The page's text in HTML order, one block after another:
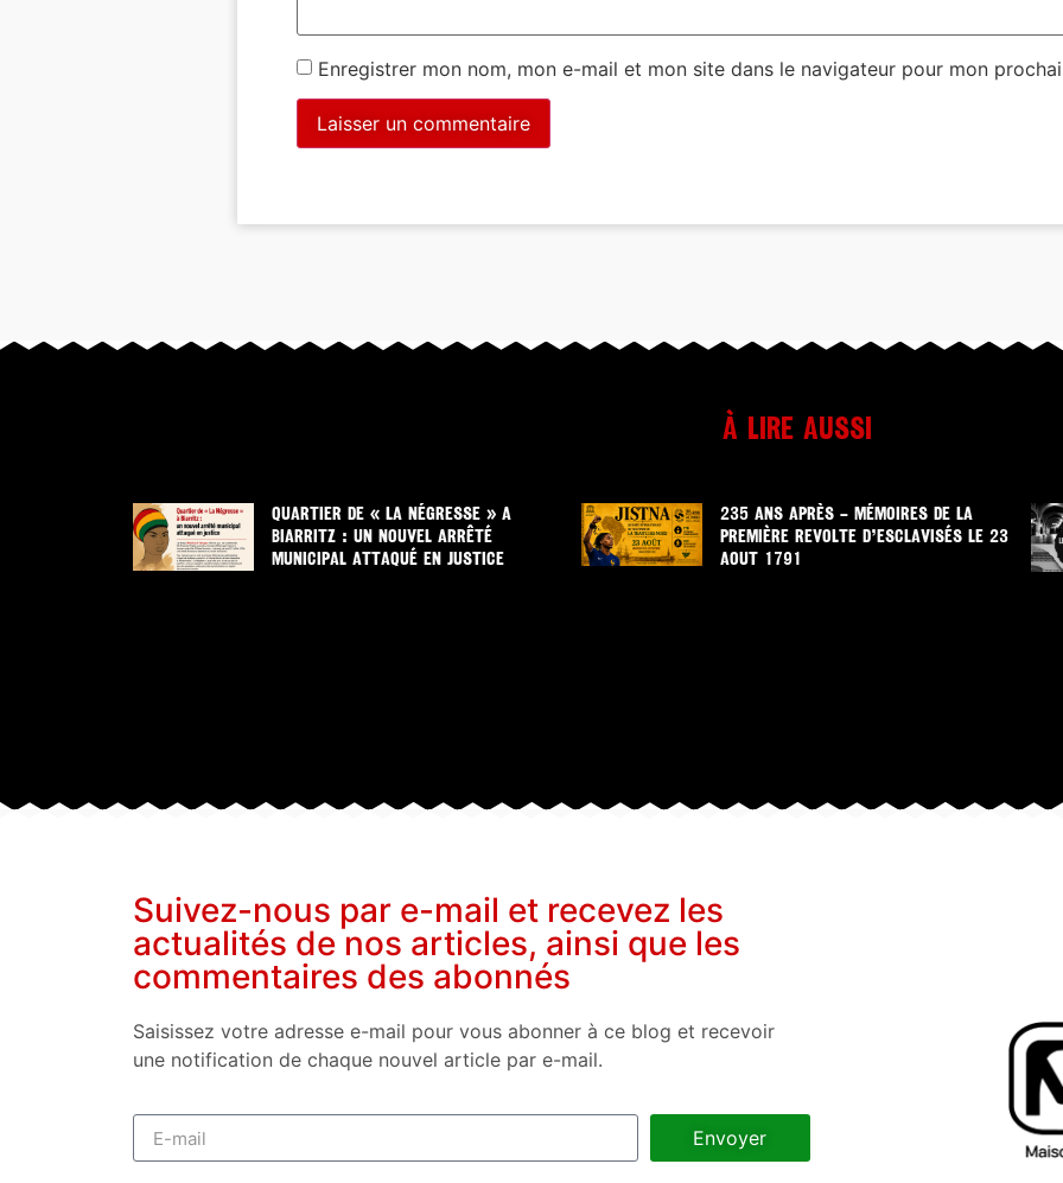
Enregistrer mon nom, mon e-mail et mon site dans le navigateur pour mon
À lire aussi
QUARTIER DE « LA NÉGRESSE » A
BIARRITZ : UN NOUVEL ARRÊTÉ
MUNICIPAL ATTAQUÉ EN JUSTICE
235 ANS APRÈS – MÉMOIRES DE LA
PREMIÈRE REVOLTE D’ESCLAVISÉS LE 23
AOUT 1791
Suivez-nous par e-mail et recevez les
actualités de nos articles, ainsi que les
commentaires des abonnés
Saisissez votre adresse e-mail pour vous abonner à ce blog et recevoir
une notification de chaque nouvel article par e-mail.
Envoyer